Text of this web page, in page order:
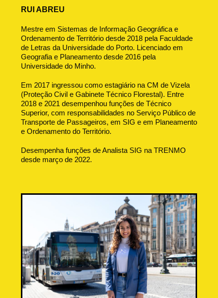
RUI ABREU
Mestre em Sistemas de Informação Geográfica e
Ordenamento de Território desde 2018 pela Faculdade
de Letras da Universidade do Porto. Licenciado em
Geografia e Planeamento desde 2016 pela
Universidade do Minho.
Em 2017 ingressou como estagiário na CM de Vizela
(Proteção Civil e Gabinete Técnico Florestal). Entre
2018 e 2021 desempenhou funções de Técnico
Superior, com responsabilidades no Serviço Público de
Transporte de Passageiros, em SIG e em Planeamento
e Ordenamento do Território.
Desempenha funções de Analista SIG na TRENMO
desde março de 2022.